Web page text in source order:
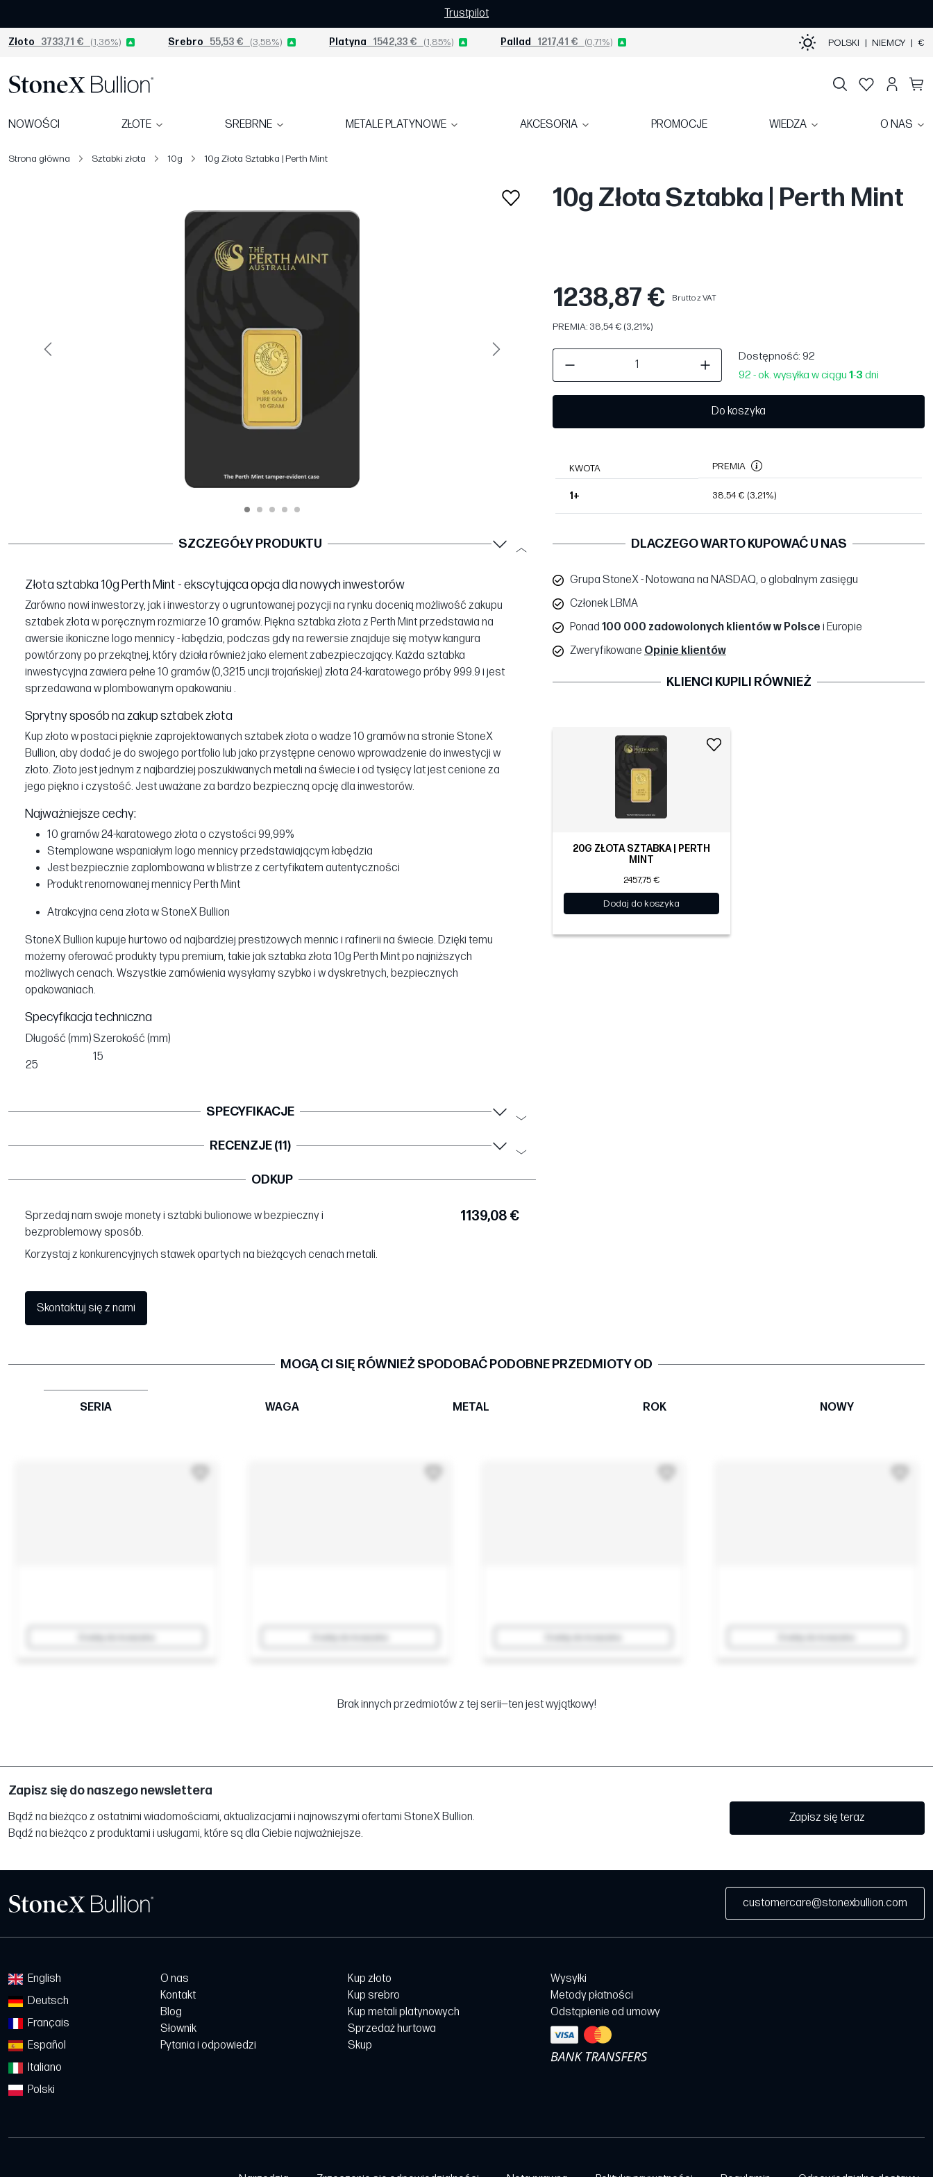
Trustpilot
Złoto 3733,71 € (1,36%) Srebro 55,53 € (3,58%) Platyna 1542,33 € (1,85%) Pallad 1217,41 € (0,71%) POLSKI | NIEMCY | €
NOWOŚCI ZŁOTE SREBRNE METALE PLATYNOWE AKCESORIA PROMOCJE WIEDZA O NAS
Strona główna Sztabki złota 10g 10g Złota Sztabka | Perth Mint
Poprzedni Następny
10g Złota Sztabka | Perth Mint
1238,87 € Brutto z VAT
PREMIA: 38,54 € (3,21%)
Dostępność: 92
92 - ok. wysyłka w ciągu 1-3 dni
Do koszyka
KWOTA PREMIA
1+ 38,54 € (3,21%)
SZCZEGÓŁY PRODUKTU
Złota sztabka 10g Perth Mint - ekscytująca opcja dla nowych inwestorów
Zarówno nowi inwestorzy, jak i inwestorzy o ugruntowanej pozycji na rynku docenią możliwość zakupu
sztabek złota w poręcznym rozmiarze 10 gramów. Piękna sztabka złota z Perth Mint przedstawia na
awersie ikoniczne logo mennicy - łabędzia, podczas gdy na rewersie znajduje się motyw kangura
powtórzony po przekątnej, który działa również jako element zabezpieczający. Każda sztabka
inwestycyjna zawiera pełne 10 gramów (0,3215 uncji trojańskiej) złota 24-karatowego próby 999.9 i jest
sprzedawana w plombowanym opakowaniu .
Sprytny sposób na zakup sztabek złota
Kup złoto w postaci pięknie zaprojektowanych sztabek złota o wadze 10 gramów na stronie StoneX
Bullion, aby dodać je do swojego portfolio lub jako przystępne cenowo wprowadzenie do inwestycji w
złoto. Złoto jest jednym z najbardziej poszukiwanych metali na świecie i od tysięcy lat jest cenione za
jego piękno i czystość. Jest uważane za bardzo bezpieczną opcję dla inwestorów.
Najważniejsze cechy:
10 gramów 24-karatowego złota o czystości 99,99%
Stemplowane wspaniałym logo mennicy przedstawiającym łabędzia
Jest bezpiecznie zaplombowana w blistrze z certyfikatem autentyczności
Produkt renomowanej mennicy Perth Mint
Atrakcyjna cena złota w StoneX Bullion
StoneX Bullion kupuje hurtowo od najbardziej prestiżowych mennic i rafinerii na świecie. Dzięki temu
możemy oferować produkty typu premium, takie jak sztabka złota 10g Perth Mint po najniższych
możliwych cenach. Wszystkie zamówienia wysyłamy szybko i w dyskretnych, bezpiecznych
opakowaniach.
Specyfikacja techniczna
Długość (mm)Szerokość (mm)
25
15
SPECYFIKACJE
RECENZJE (11)
ODKUP
1139,08 €
Sprzedaj nam swoje monety i sztabki bulionowe w bezpieczny i
bezproblemowy sposób.
Korzystaj z konkurencyjnych stawek opartych na bieżących cenach metali.
Skontaktuj się z nami
DLACZEGO WARTO KUPOWAĆ U NAS
Grupa StoneX - Notowana na NASDAQ, o globalnym zasięgu
Członek LBMA
Ponad 100 000 zadowolonych klientów w Polsce i Europie
Zweryfikowane Opinie klientów
KLIENCI KUPILI RÓWNIEŻ
20G ZŁOTA SZTABKA | PERTH
MINT
2457,75 €
Dodaj do koszyka
MOGĄ CI SIĘ RÓWNIEŻ SPODOBAĆ PODOBNE PRZEDMIOTY OD
SERIA WAGA METAL ROK NOWY
Brak innych przedmiotów z tej serii—ten jest wyjątkowy!
Zapisz się do naszego newslettera
Bądź na bieżąco z ostatnimi wiadomościami, aktualizacjami i najnowszymi ofertami StoneX Bullion.
Bądź na bieżąco z produktami i usługami, które są dla Ciebie najważniejsze.
Zapisz się teraz
customercare@stonexbullion.com
English
Deutsch
Français
Español
Italiano
Polski
O nas
Kontakt
Blog
Słownik
Pytania i odpowiedzi
Kup złoto
Kup srebro
Kup metali platynowych
Sprzedaż hurtowa
Skup
Wysyłki
Metody płatności
Odstąpienie od umowy